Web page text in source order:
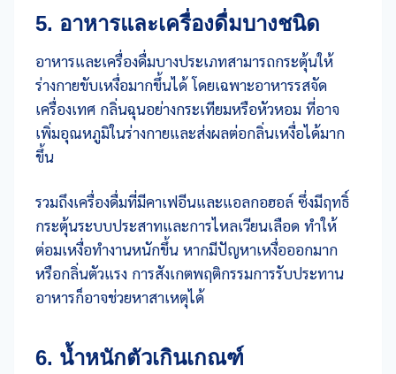
5. อาหารและเครื่องดื่มบางชนิด
อาหารและเครื่องดื่มบางประเภทสามารถกระตุ้นให้
ร่างกายขับเหงื่อมากขึ้นได้ โดยเฉพาะอาหารรสจัด
เครื่องเทศ กลิ่นฉุนอย่างกระเทียมหรือหัวหอม ที่อาจ
เพิ่มอุณหภูมิในร่างกายและส่งผลต่อกลิ่นเหงื่อได้มาก
ขึ้น
รวมถึงเครื่องดื่มที่มีคาเฟอีนและแอลกอฮอล์ ซึ่งมีฤทธิ์
กระตุ้นระบบประสาทและการไหลเวียนเลือด ทำให้
ต่อมเหงื่อทำงานหนักขึ้น หากมีปัญหาเหงื่อออกมาก
หรือกลิ่นตัวแรง การสังเกตพฤติกรรมการรับประทาน
อาหารก็อาจช่วยหาสาเหตุได้
6. น้ำหนักตัวเกินเกณฑ์